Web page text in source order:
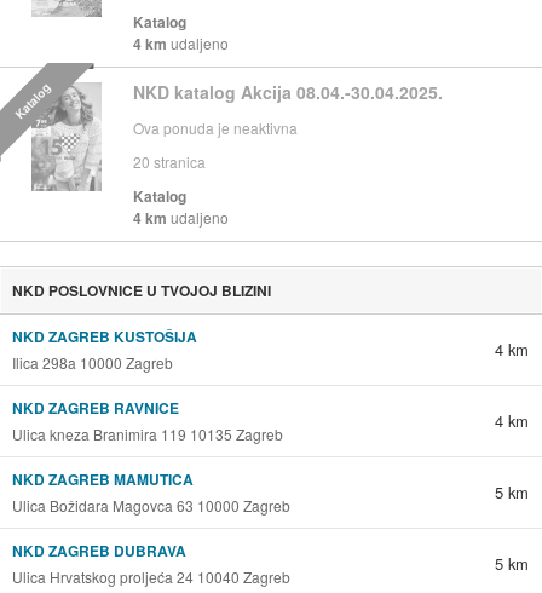
Katalog
4 km udaljeno
NKD katalog Akcija 08.04.-30.04.2025.
Ova ponuda je neaktivna
20 stranica
Katalog
4 km udaljeno
Katalog
NKD POSLOVNICE U TVOJOJ BLIZINI
NKD ZAGREB KUSTOŠIJA
Ilica 298a 10000 Zagreb
4 km
NKD ZAGREB RAVNICE
Ulica kneza Branimira 119 10135 Zagreb
4 km
NKD ZAGREB MAMUTICA
Ulica Božidara Magovca 63 10000 Zagreb
5 km
NKD ZAGREB DUBRAVA
Ulica Hrvatskog proljeća 24 10040 Zagreb
5 km